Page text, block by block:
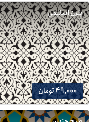
پترن اسلیمی
49,000 تومان